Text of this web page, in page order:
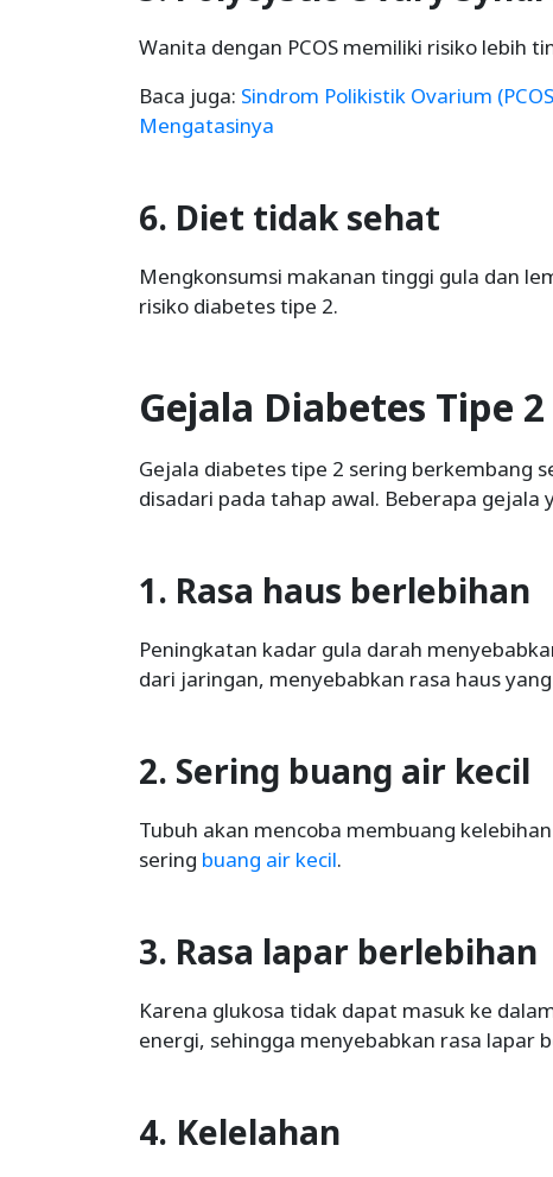
Wanita dengan PCOS memiliki risiko lebih
Baca juga: Sindrom Polikistik Ovarium
Mengatasinya
6. Diet tidak sehat
Mengkonsumsi makanan tinggi gula dan
risiko diabetes tipe 2.
Gejala Diabetes Tipe 2
Gejala diabetes tipe 2 sering berkembang
disadari pada tahap awal. Beberapa gejala
1. Rasa haus berlebihan
Peningkatan kadar gula darah
dari jaringan, menyebabkan rasa haus
2. Sering buang air kecil
Tubuh akan mencoba membuang
sering buang air kecil.
3. Rasa lapar berlebihan
Karena glukosa tidak dapat masuk ke
energi, sehingga menyebabkan rasa lapar
4. Kelelahan